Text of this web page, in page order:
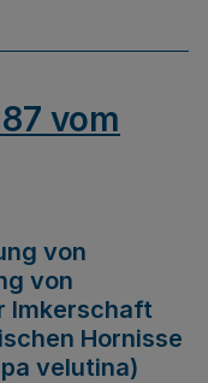
vom
von
von
Imkerschaft
Hornisse
velutina)